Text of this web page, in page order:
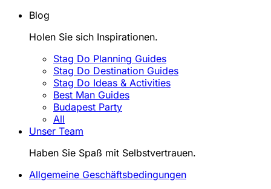
Blog
Holen Sie sich Inspirationen.
Stag Do Planning Guides
Stag Do Destination Guides
Stag Do Ideas & Activities
Best Man Guides
Budapest Party
All
Unser Team
Haben Sie Spaß mit Selbstvertrauen.
Allgemeine Geschäftsbedingungen